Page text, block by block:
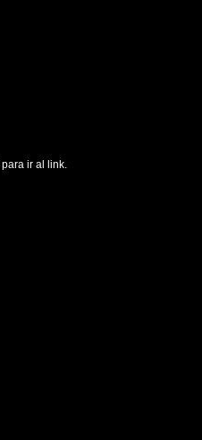
para ir al link.